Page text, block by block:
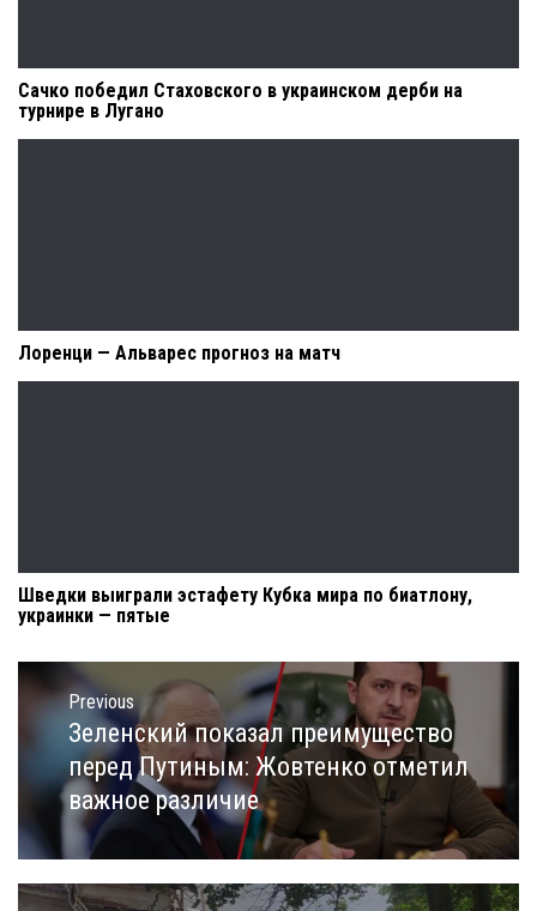
Сачко победил Стаховского в украинском дерби на
турнире в Лугано
Лоренци — Альварес прогноз на матч
Шведки выиграли эстафету Кубка мира по биатлону,
украинки — пятые
Навигация
по
записям
Previous
Previous
post:
Зеленский показал преимущество
перед Путиным: Жовтенко отметил
важное различие